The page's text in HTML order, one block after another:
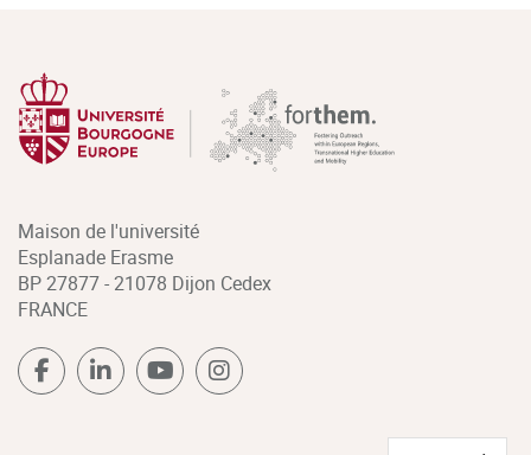
Maison de l'université
Esplanade Erasme
BP 27877 - 21078 Dijon Cedex
FRANCE